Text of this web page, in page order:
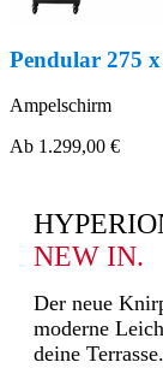
Knirps
NEW IN.
Der neue
moderne
deine Terrasse.